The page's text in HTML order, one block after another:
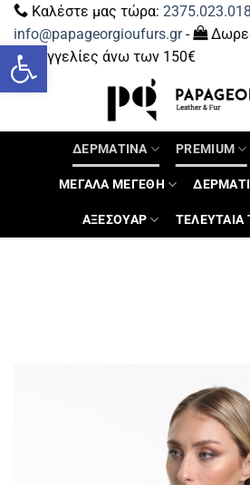
Ανοίξτε τη γραμμή εργαλείων
Καλέστε μας τώρα: 2375.023.018
info@papageorgioufurs.gr-
παραγγελίες άνω των 150€
ΔΕΡΜΑΤΙΝΑ PREMIUM
ΜΕΓΑΛΑ ΜΕΓΕΘΗ
ΑΞΕΣΟΥΑΡ ΤΕΛΕΥΤΑΙΑ